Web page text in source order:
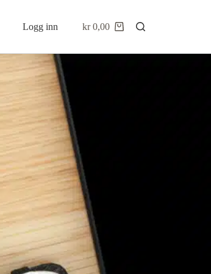
Logg inn Handlekurv
kr0,00 0